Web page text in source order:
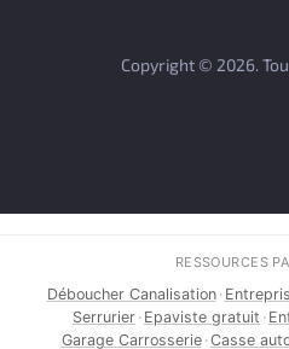
Copyright © 2026.
RESSOURCES
Déboucher Canalisation ·
Serrurier · Epaviste gratuit ·
Garage Carrosserie · Casse